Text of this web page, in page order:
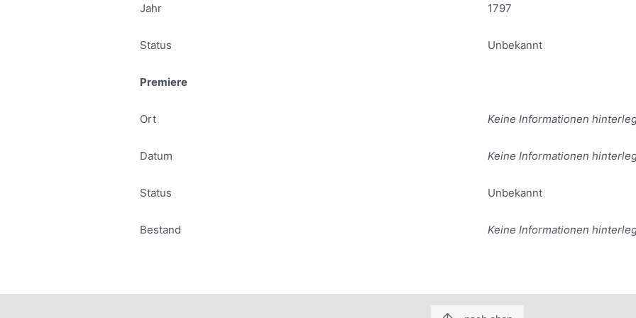
Jahr 1797
Status Unbekannt
Premiere
Ort Keine Informationen
Datum Keine Informationen
Status Unbekannt
Bestand Keine Informationen